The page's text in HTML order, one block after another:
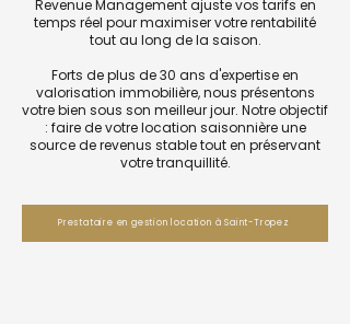
Revenue Management ajuste vos tarifs en
temps réel pour maximiser votre rentabilité
tout au long de la saison.
Forts de plus de 30 ans d'expertise en
valorisation immobilière, nous présentons
votre bien sous son meilleur jour. Notre objectif
: faire de votre location saisonnière une
source de revenus stable tout en préservant
votre tranquillité.
Prestataire en gestion location à Saint-Tropez